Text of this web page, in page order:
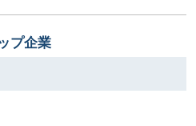
プ企業